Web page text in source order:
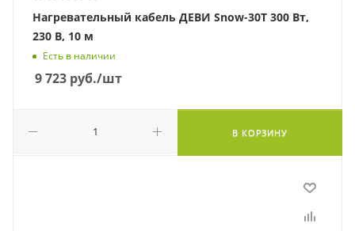
Нагревательный кабель ДЕВИ Snow-30T 300 Вт,
230 В, 10 м
Есть в наличии
9 723 руб./шт
В КОРЗИНУ